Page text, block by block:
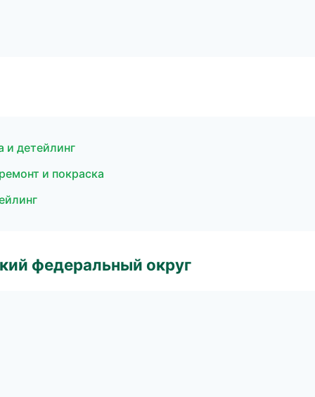
детейлинг
и покраска
федеральный округ